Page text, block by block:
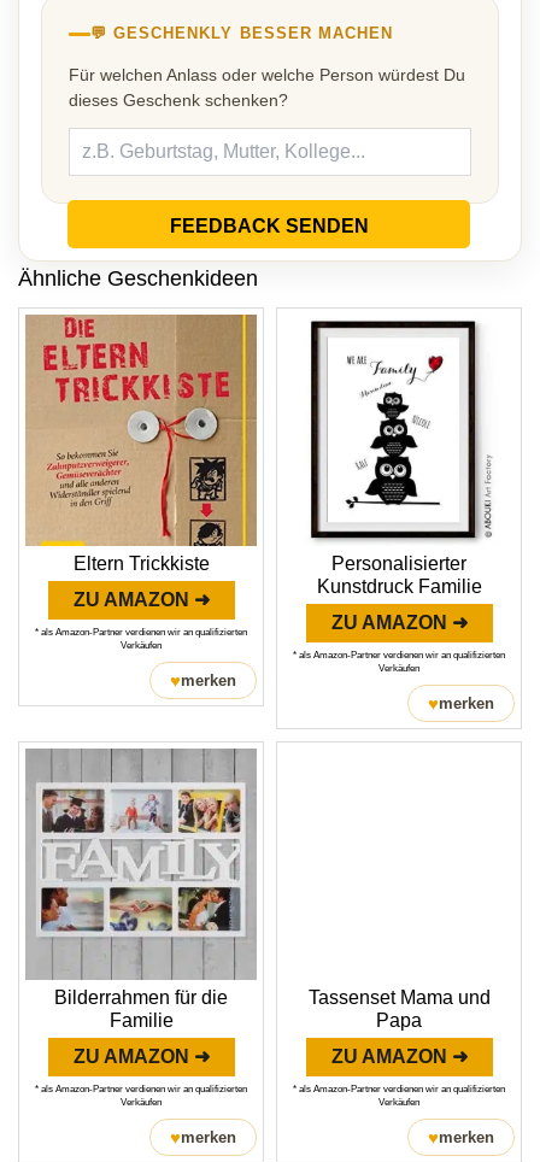
💬 GESCHENKLY BESSER MACHEN
Für welchen Anlass oder welche Person würdest Du
dieses Geschenk schenken?
FEEDBACK SENDEN
Ähnliche Geschenkideen
Eltern Trickkiste
ZU AMAZON ➜
* als Amazon-Partner verdienen wir an qualifizierten
Verkäufen
♥merken
Personalisierter
Kunstdruck Familie
ZU AMAZON ➜
* als Amazon-Partner verdienen wir an qualifizierten
Verkäufen
♥merken
Bilderrahmen für die
Familie
ZU AMAZON ➜
* als Amazon-Partner verdienen wir an qualifizierten
Verkäufen
♥merken
Tassenset Mama und
Papa
ZU AMAZON ➜
* als Amazon-Partner verdienen wir an qualifizierten
Verkäufen
♥merken